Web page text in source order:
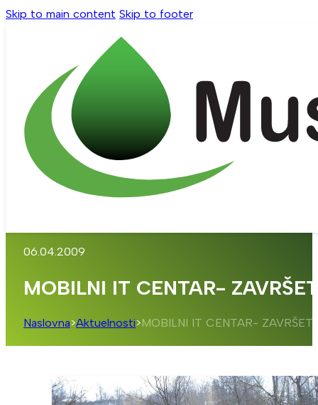
Skip to main content Skip to footer
06.04.2009
MOBILNI IT CENTAR-
Naslovna>Aktuelnosti>MOBILNI IT CENTAR-